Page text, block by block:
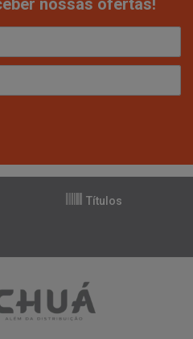
nossas ofertas!
Títulos